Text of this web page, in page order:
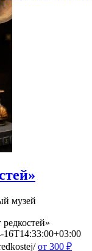
музей
16T14:33:00+03:00
от 300 ₽